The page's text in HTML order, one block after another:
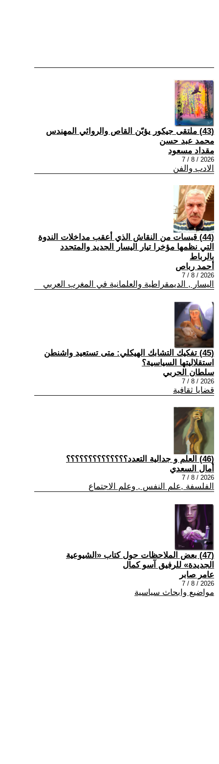
(43) ملتقى جيكور يؤبّن القاص والروائي المهندس
محمد عبد حسن
مقداد مسعود
2026 / 8 / 7
الادب والفن
(44) قبسات من النقاش الذي أعقب مداخلات الندوة
التي نظمها مؤخرا تيار اليسار الجديد والمتجدد
بالرباط
أحمد رباص
2026 / 8 / 7
اليسار , الديمقراطية والعلمانية في المغرب العربي
(45) تفكيك التشابك الهيكلي: متى تستعيد واشنطن
استقلاليتها السياسية؟
سلطان الحربي
2026 / 8 / 7
قضايا ثقافية
(46) العلم و جدالية التعدد؟؟؟؟؟؟؟؟؟؟؟؟؟؟
أمال السعدي
2026 / 8 / 7
الفلسفة ,علم النفس , وعلم الاجتماع
(47) بعض الملاحظات حول كتاب «الشيوعية
الجديدة» للرفيق آسو كمال
عامر صابر
2026 / 8 / 7
مواضيع وابحاث سياسية